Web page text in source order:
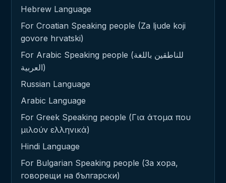
Hebrew Language
For Croatian Speaking people (Za ljude koji
govore hrvatski)
For Arabic Speaking people (للناطقين باللغة
العربية)
Russian Language
Arabic Language
For Greek Speaking people (Για άτομα που
μιλούν ελληνικά)
Hindi Language
For Bulgarian Speaking people (За хора,
говорещи на български)